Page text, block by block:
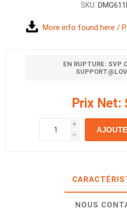
SKU:
More info found here /
EN RUPTURE: SVP
Prix Net:
i
h
h
NOUS